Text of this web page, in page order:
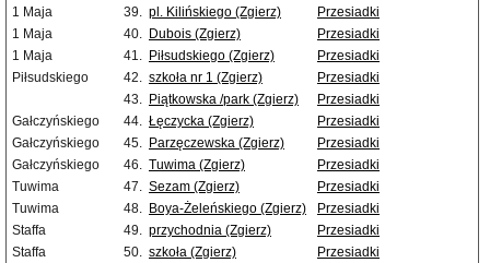
1 Maja
39. pl. Kilińskiego (Zgierz)
Przesiadki
1 Maja
40. Dubois (Zgierz)
Przesiadki
1 Maja
41. Piłsudskiego (Zgierz)
Przesiadki
Piłsudskiego
42. szkoła nr 1 (Zgierz)
Przesiadki
43. Piątkowska /park (Zgierz)
Przesiadki
Gałczyńskiego
44. Łęczycka (Zgierz)
Przesiadki
Gałczyńskiego
45. Parzęczewska (Zgierz)
Przesiadki
Gałczyńskiego
46. Tuwima (Zgierz)
Przesiadki
Tuwima
47. Sezam (Zgierz)
Przesiadki
Tuwima
48. Boya-Żeleńskiego (Zgierz)
Przesiadki
Staffa
49. przychodnia (Zgierz)
Przesiadki
Staffa
50. szkoła (Zgierz)
Przesiadki